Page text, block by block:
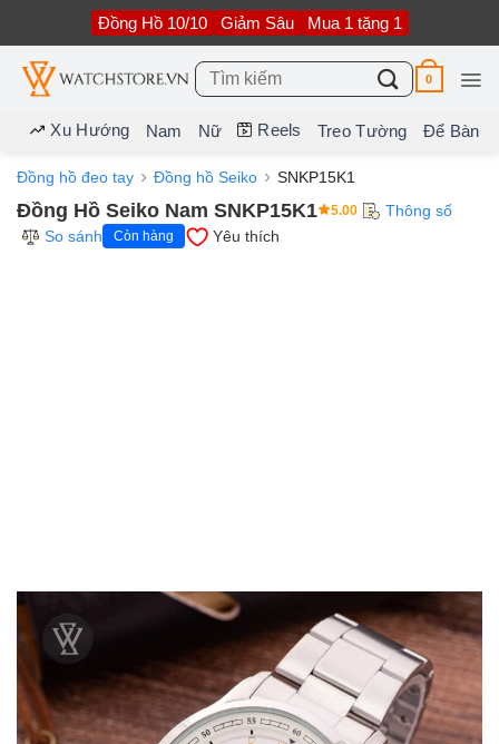
nội
dung
Đồng Hồ 10/10 Giảm Sâu Mua 1 tặng 1
Tìm
kiếm:
0
Xu Hướng Nam Nữ Reels Treo Tường Để Bàn
Đồng hồ đeo tay Đồng hồ Seiko SNKP15K1
Đồng Hồ Seiko Nam SNKP15K1 5.00
Thông số
So sánh
Còn hàng Yêu thích